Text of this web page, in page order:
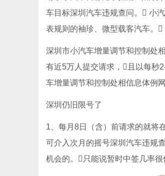
车目标深圳汽车违规查问。 小
表规则的袖珍、微型载客汽车。
深圳市小汽车增量调节和控制处
有近5万人提交请求，且以每
车增量调节和控制处相信息体例
深圳仍旧限号了
1、每月8日（含）前请求的就将
可介入次月的摇号深圳汽车违规
机会的。只能说暂时中签几率很